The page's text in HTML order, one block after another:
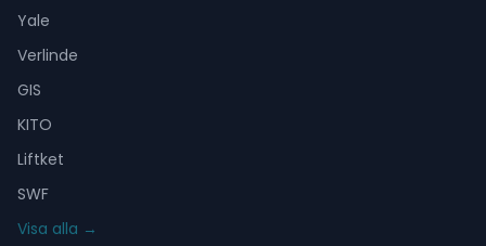
Yale
Verlinde
GIS
KITO
Liftket
SWF
Visa alla →